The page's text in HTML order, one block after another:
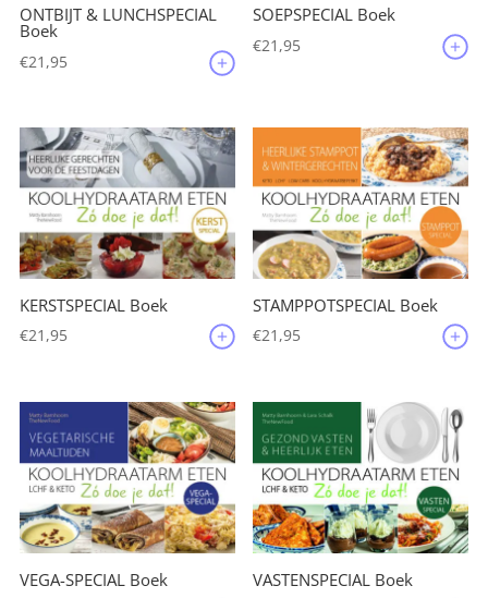
ONTBIJT & LUNCHSPECIAL
Boek
€21,95
SOEPSPECIAL Boek
€21,95
KERSTSPECIAL Boek
€21,95
STAMPPOTSPECIAL Boek
€21,95
VEGA-SPECIAL Boek VASTENSPECIAL Boek